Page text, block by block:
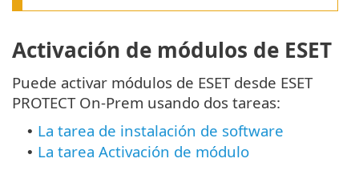
Activación de módulos de ESET
Puede activar módulos de ESET desde ESET
PROTECT On-Prem usando dos tareas:
• La tarea de instalación de software
• La tarea Activación de módulo